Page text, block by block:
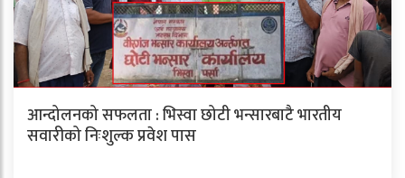
आन्दोलनको सफलता : भिस्वा छोटी भन्सारबाटै भारतीय
सवारीको निःशुल्क प्रवेश पास